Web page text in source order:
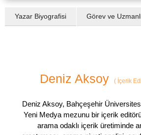
Yazar Biyografisi Görev ve
Deniz Aksoy ( İçerik
Deniz Aksoy, Bahçeşehir
Yeni Medya mezunu bir içerik
arama odaklı içerik üretiminde